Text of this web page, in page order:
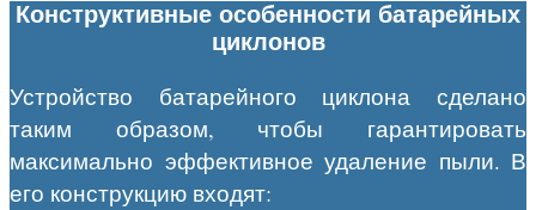
Конструктивные особенности батарейных
циклонов
Устройство батарейного циклона сделано
таким образом, чтобы гарантировать
максимально эффективное удаление пыли. В
его конструкцию входят: